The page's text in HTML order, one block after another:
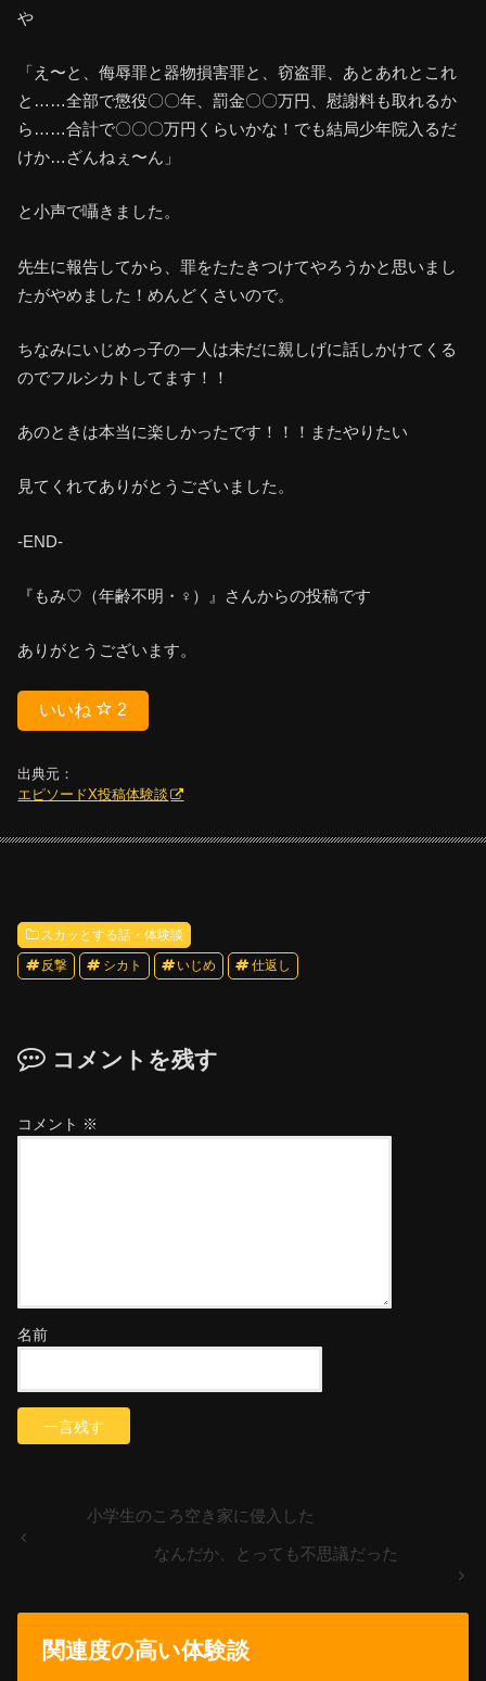
や
「え〜と、侮辱罪と器物損害罪と、窃盗罪、あとあれとこれ
と……全部で懲役〇〇年、罰金〇〇万円、慰謝料も取れるか
ら……合計で〇〇〇万円くらいかな！でも結局少年院入るだ
けか…ざんねぇ〜ん」
と小声で囁きました。
先生に報告してから、罪をたたきつけてやろうかと思いまし
たがやめました！めんどくさいので。
ちなみにいじめっ子の一人は未だに親しげに話しかけてくる
のでフルシカトしてます！！
あのときは本当に楽しかったです！！！またやりたい
見てくれてありがとうございました。
-END-
『もみ♡（年齢不明・♀）』さんからの投稿です
ありがとうございます。
いいね 2
出典元：
エピソードX投稿体験談
スカッとする話・体験談
反撃 シカト いじめ 仕返し
コメントを残す
コメント ※
名前
小学生のころ空き家に侵入した
なんだか、とっても不思議だった
関連度の高い体験談